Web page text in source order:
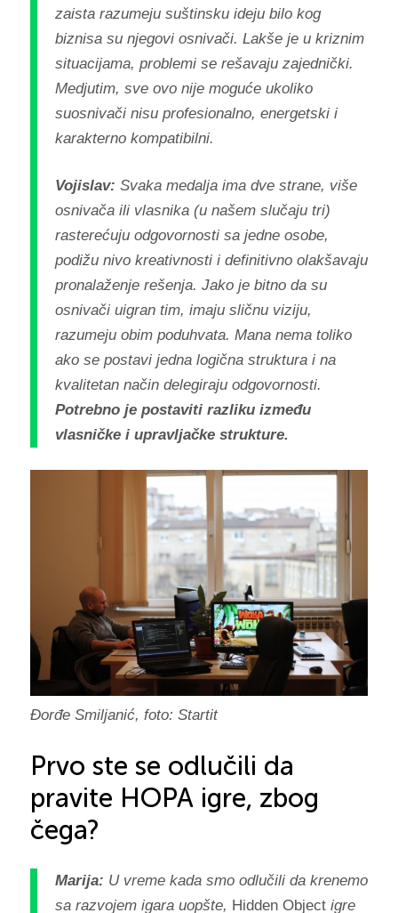
zaista razumeju suštinsku ideju bilo kog
biznisa su njegovi osnivači. Lakše je u kriznim
situacijama, problemi se rešavaju zajednički.
Medjutim, sve ovo nije moguće ukoliko
suosnivači nisu profesionalno, energetski i
karakterno kompatibilni.
Vojislav: Svaka medalja ima dve strane, više
osnivača ili vlasnika (u našem slučaju tri)
rasterećuju odgovornosti sa jedne osobe,
podižu nivo kreativnosti i definitivno olakšavaju
pronalaženje rešenja. Jako je bitno da su
osnivači uigran tim, imaju sličnu viziju,
razumeju obim poduhvata. Mana nema toliko
ako se postavi jedna logična struktura i na
kvalitetan način delegiraju odgovornosti.
Potrebno je postaviti razliku između
vlasničke i upravljačke strukture.
Đorđe Smiljanić, foto: Startit
Prvo ste se odlučili da
pravite HOPA igre, zbog
čega?
Marija: U vreme kada smo odlučili da krenemo
sa razvojem igara uopšte, Hidden Objectigre